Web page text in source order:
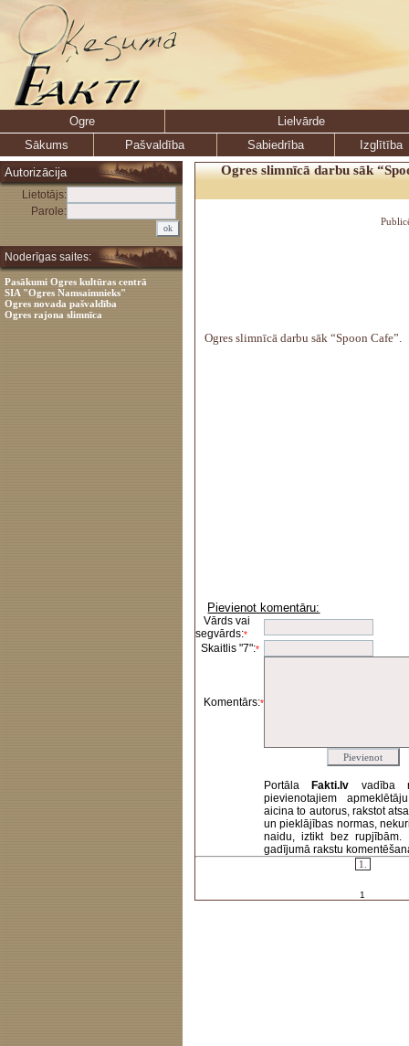
Ogre
Lielvārde
Sākums
Pašvaldība Sabiedrība
Izglītība
Autorizācija
Lietotājs:
Parole:
Noderīgas saites:
Pasākumi Ogres kultūras centrā
SIA "Ogres Namsaimnieks"
Ogres novada pašvaldība
Ogres rajona slimnīca
Ogres slimnīcā darbu sāk
Ogres slimnīcā darbu sāk “Spoon Cafe”.
Pievienot komentāru:
Vārds vai
segvārds:*
Skaitlis "7":*
Komentārs:*
Portāla Fakti.lv vadība
pievienotajiem
aicina to autorus, rakstot
un pieklājības normas,
naidu, iztikt bez rupjībām.
gadījumā rakstu
1.
1